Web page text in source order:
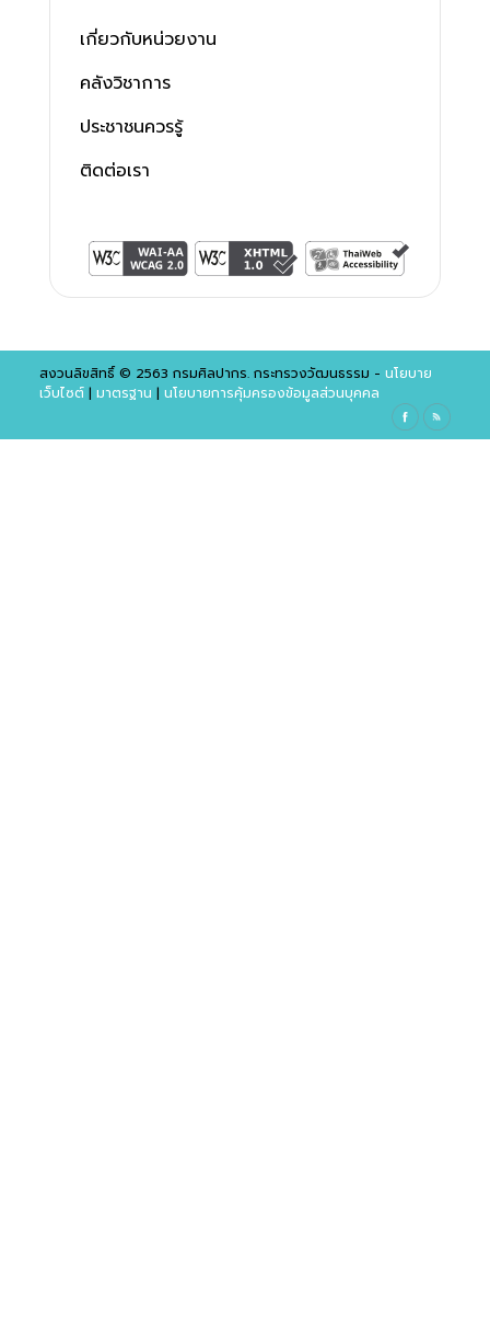
เกี่ยวกับหน่วยงาน
คลังวิชาการ
ประชาชนควรรู้
ติดต่อเรา
สงวนลิขสิทธิ์ © 2563 กรมศิลปากร. กระทรวงวัฒนธรรม - นโยบาย
เว็บไซต์| มาตรฐาน | นโยบายการคุ้มครองข้อมูลส่วนบุคคล